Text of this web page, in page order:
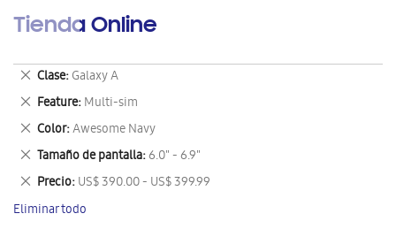
Tienda Online
Clase Galaxy A
Eliminar
este
artículo
Feature Multi-sim
Eliminar
este
artículo
Color Awesome Navy
Eliminar
este
artículo
Tamaño de pantalla 6.0" - 6.9"
Eliminar
este
artículo
Precio US$ 390.00 - US$ 399.99
Eliminar
este
artículo
Eliminar todo